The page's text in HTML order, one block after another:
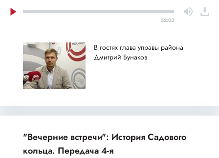
52:03
В гостях глава управы района
Дмитрий Бунаков
"Вечерние встречи": История Садового
кольца. Передача 4-я